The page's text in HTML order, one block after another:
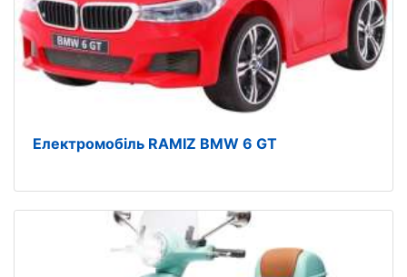
Електромобіль RAMIZ BMW 6 GT